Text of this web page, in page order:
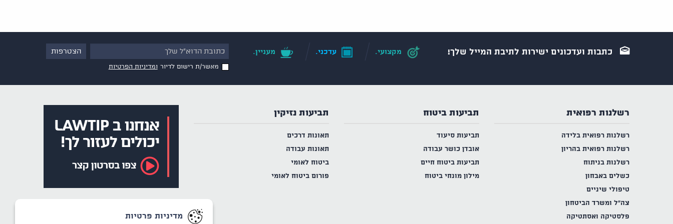
כתבות ועדכונים ישירות לתיבת המייל שלך! מקצועי. עדכני. מעניין.
מאשר/ת רישום לדיור ומדיניות הפרטיות
רשלנות רפואית
רשלנות רפואית בלידה
רשלנות רפואית בהריון
רשלנות בניתוח
כשלים באבחון
טיפולי שיניים
צה"ל ומשרד הביטחון
פלסטיקה ואסתטיקה
תביעות ביטוח
תביעות סיעוד
אובדן כושר עבודה
תביעות ביטוח חיים
מילון מונחי ביטוח
תביעות נזיקין
תאונות דרכים
תאונות עבודה
ביטוח לאומי
פורום ביטוח לאומי
מדיניות פרטיות